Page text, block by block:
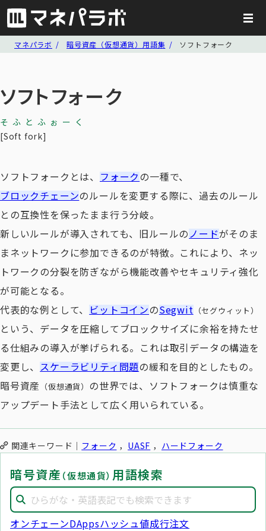
マネパラボ 暗号資産（仮想通貨）用語集 ソフトフォーク
ソフトフォーク
そふとふぉーく
Soft fork
ソフトフォークとは、 フォークの一種で、
ブロックチェーンのルールを変更する際に、過去のルール
との互換性を保ったまま行う分岐。
新しいルールが導入されても、旧ルールのノードがそのま
まネットワークに参加できるのが特徴。これにより、ネッ
トワークの分裂を防ぎながら機能改善やセキュリティ強化
が可能となる。
代表的な例として、ビットコインのSegwit （セグウィット）
という、データを圧縮してブロックサイズに余裕を持たせ
る仕組みの導入が挙げられる。これは取引データの構造を
変更し、スケーラビリティ問題の緩和を目的としたもの。
暗号資産 （仮想通貨） の世界では、ソフトフォークは慎重な
アップデート手法として広く用いられている。
関連キーワード フォーク UASF ハードフォーク
暗号資産 （仮想通貨） 用語検索
オンチェーンDAppsハッシュ値成行注文